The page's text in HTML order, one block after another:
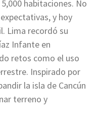
habitaciones. No
y hoy
Lima recordó su
Infante en
retos como el uso
Inspirado por
la isla de Cancún
terreno y